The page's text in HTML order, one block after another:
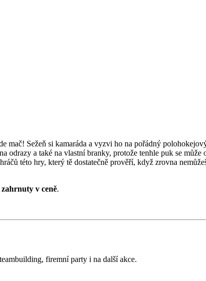
mač! Sežeň si kamaráda a vyzvi ho na pořádný
a také na vlastní branky, protože tenhle puk se může
této hry, který tě dostatečně prověří, když zrovna
zahrnuty v ceně.
firemní party i na další akce.